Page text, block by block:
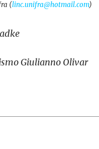
(linc.unifra@hotmail.com)
Giulianno Olivar